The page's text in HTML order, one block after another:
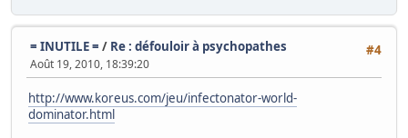
#4
= INUTILE = / Re : défouloir à psychopathes
Août 19, 2010, 18:39:20
http://www.koreus.com/jeu/infectonator-world-
dominator.html